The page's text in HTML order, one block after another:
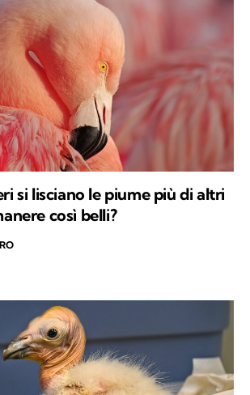
si lisciano le piume più di altri
così belli?